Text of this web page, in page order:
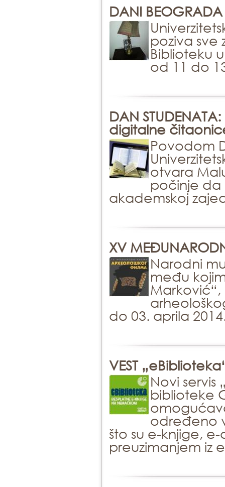
DANI
poziva
Biblioteku
od 11 do
DAN
digitalne
Povodom
otvara
počinje da
akademskoj
XV
Narodni
među
do 03. aprila
VEST
Novi
biblioteke
određeno
što su e-knjige,
preuzimanjem iz